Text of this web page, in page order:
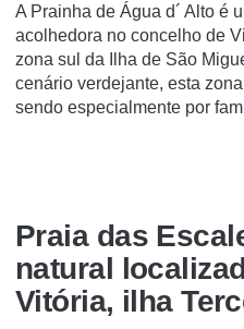
A Prainha de Água d´ Alto é
acolhedora no concelho de
zona sul da Ilha de São
cenário verdejante, esta
sendo especialmente por
Praia das
natural
Vitória, ilha